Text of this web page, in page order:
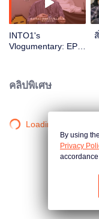
INTO1's
Vlogumentary: EP2
คลิปพิเศษ
Loading…
By using
Privacy